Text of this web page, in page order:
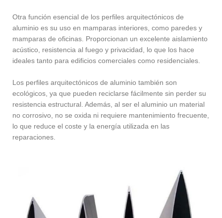
Otra función esencial de los perfiles arquitectónicos de
aluminio es su uso en mamparas interiores, como paredes y
mamparas de oficinas. Proporcionan un excelente aislamiento
acústico, resistencia al fuego y privacidad, lo que los hace
ideales tanto para edificios comerciales como residenciales.
Los perfiles arquitectónicos de aluminio también son
ecológicos, ya que pueden reciclarse fácilmente sin perder su
resistencia estructural. Además, al ser el aluminio un material
no corrosivo, no se oxida ni requiere mantenimiento frecuente,
lo que reduce el coste y la energía utilizada en las
reparaciones.